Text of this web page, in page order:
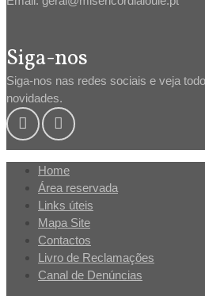
Siga-nos
Siga-nos nas redes sociais e veja
novidades.
Home
Área reservada
Links úteis
Mapa Site
Contactos
Livro de Reclamações
Canal de Denúncias